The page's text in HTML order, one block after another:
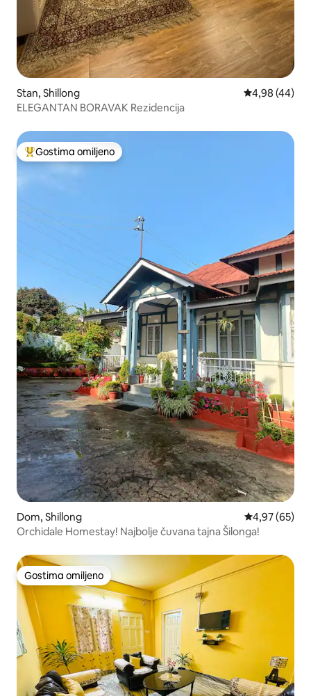
Stan, Shillong Prosečna
4,98 (44)
ELEGANTAN BORAVAK Rezidencija
Najuspešniji među gostima omiljenim
Gostima omiljeno
Dom, Shillong Prosečna
4,97 (65)
Orchidale Homestay! Najbolje čuvana tajna Šilonga!
Gostima omiljeno
Gostima omiljeno